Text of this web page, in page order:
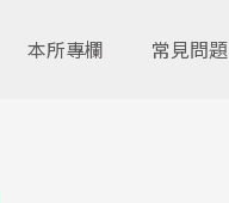
本所專欄 常見問題